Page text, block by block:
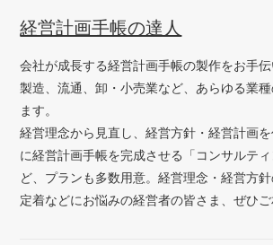
経営計画手帳の達人
会社が成長する経営計画手帳の製作をお手伝
製造、流通、卸・小売業など、あらゆる業
ます。
経営理念から見直し、経営方針・経営計画
に経営計画手帳を完成させる「コンサルテ
ど、プランも多数用意。経営理念・経営方
定着などにお悩みの経営者の皆さま、ぜひご